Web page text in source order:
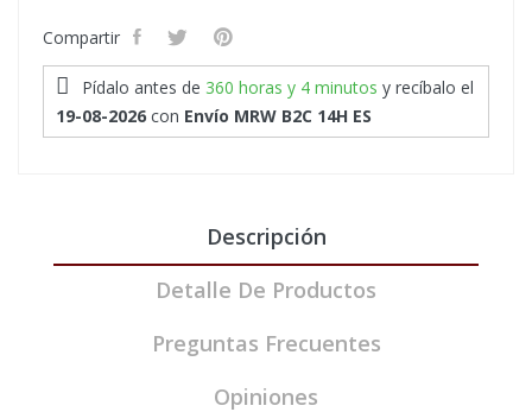
Compartir
Pídalo antes de 360 horas y 4 minutos y recíbalo el
19-08-2026 con Envío MRW B2C 14H ES
Descripción
Detalle De Productos
Preguntas Frecuentes
Opiniones